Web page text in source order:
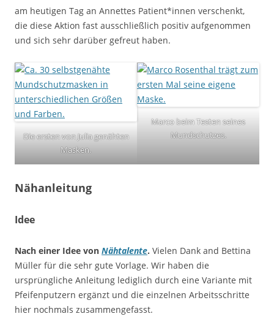
am heutigen Tag an Annettes Patient*innen verschenkt,
die diese Aktion fast ausschließlich positiv aufgenommen
und sich sehr darüber gefreut haben.
Die ersten von Julia genähten
Masken.
Marco beim Testen seines
Mundschutzes.
Nähanleitung
Idee
Nach einer Idee von Nähtalente. Vielen Dank and Bettina
Müller für die sehr gute Vorlage. Wir haben die
ursprüngliche Anleitung lediglich durch eine Variante mit
Pfeifenputzern ergänzt und die einzelnen Arbeitsschritte
hier nochmals zusammengefasst.